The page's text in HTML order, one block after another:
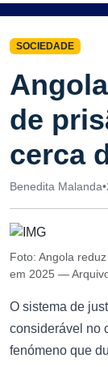
SOCIEDADE
de
cerca
Benedita Malanda•
Foto: Angola
em 2025 —
O sistema de
considerável no
fenómeno que